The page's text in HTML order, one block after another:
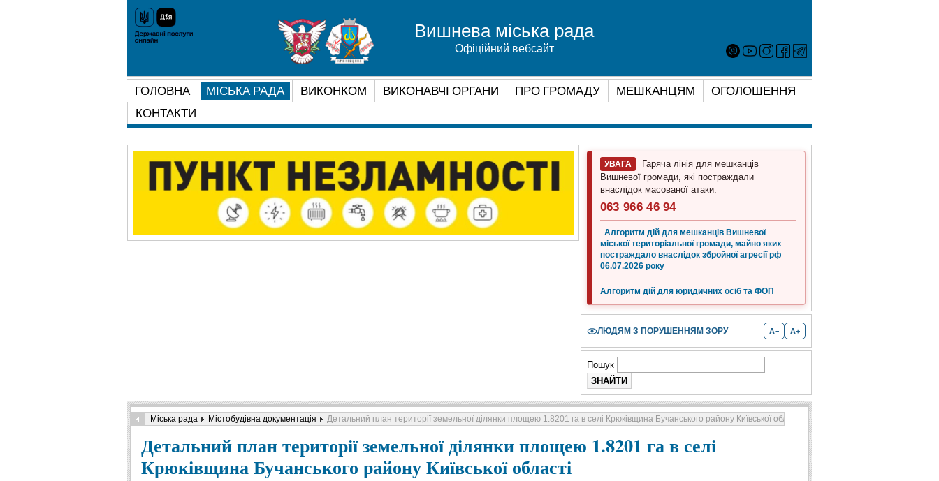
ГОЛОВНА МІСЬКА РАДА ВИКОНКОМ ВИКОНАВЧІ ОРГАНИ ПРО ГРОМАДУ МЕШКАНЦЯМ
ОГОЛОШЕННЯ
КОНТАКТИ
Вишнева міська рада
Офіційний вебсайт
УВАГА
Гаряча лінія для мешканців
Вишневої громади, які постраждали
внаслідок масованої атаки:
063 966 46 94
Алгоритм дій для мешканців Вишневої
міської територіальної громади, майно яких
постраждало внаслідок збройної агресії рф
06.07.2026 року
Алгоритм дій для юридичних осіб та ФОП
ЛЮДЯМ З ПОРУШЕННЯМ ЗОРУ A− A+
Пошук
Міська рада Містобудівна документація Детальний план території земельної ділянки площею 1.8201 га в селі Крюківщина Бучанського району Київської області
Детальний план території земельної ділянки площею 1.8201 га в селі
Крюківщина Бучанського району Київської області